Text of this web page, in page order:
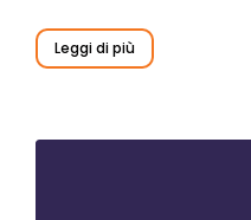
Leggi di più